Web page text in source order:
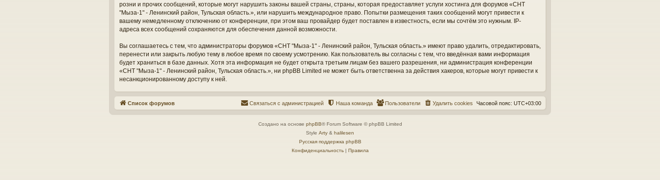
розни и прочих сообщений, которые могут нарушить законы вашей страны, страны, которая предоставляет услуги хостинга для форумов «СНТ
"Мыза-1" - Ленинский район, Тульская область.», или нарушить международное право. Попытки размещения таких сообщений могут привести к
вашему немедленному отключению от конференции, при этом ваш провайдер будет поставлен в известность, если мы сочтём это нужным. IP-
адреса всех сообщений сохраняются для обеспечения данной возможности.
Вы соглашаетесь с тем, что администраторы форумов «СНТ "Мыза-1" - Ленинский район, Тульская область.» имеют право удалить, отредактировать,
перенести или закрыть любую тему в любое время по своему усмотрению. Как пользователь вы согласны с тем, что введённая вами информация
будет храниться в базе данных. Хотя эта информация не будет открыта третьим лицам без вашего разрешения, ни администрация конференции
«СНТ "Мыза-1" - Ленинский район, Тульская область.», ни phpBB Limited не может быть ответственна за действия хакеров, которые могут привести к
несанкционированному доступу к ней.
Список форумов Часовой пояс: UTC+03:00
Удалить cookies
Пользователи
Наша команда
Связаться с администрацией
Создано на основе phpBB® Forum Software © phpBB Limited
Style Arty & halilesen
Русская поддержка phpBB
Конфиденциальность| Правила